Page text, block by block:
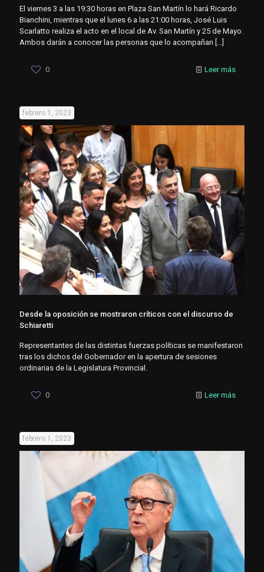
El viernes 3 a las 19:30 horas en Plaza San Martín lo hará Ricardo
Bianchini, mientras que el lunes 6 a las 21:00 horas, José Luis
Scarlatto realiza el acto en el local de Av. San Martín y 25 de Mayo.
Ambos darán a conocer las personas que lo acompañan […]
0 Leer más
febrero 1, 2023
Desde la oposición se mostraron críticos con el discurso de
Schiaretti
Representantes de las distintas fuerzas políticas se manifestaron
tras los dichos del Gobernador en la apertura de sesiones
ordinarias de la Legislatura Provincial.
0 Leer más
febrero 1, 2023